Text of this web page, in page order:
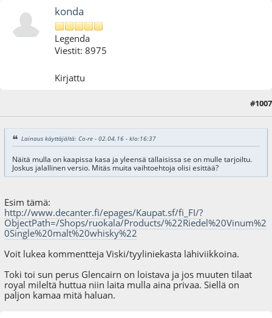
konda
Legenda
Viestit: 8975
Kirjattu
: 06.04.16 - klo:23:29 käyttäjältä konda#1007
Lainaus käyttäjältä: Co-re - 02.04.16 - klo:16:37
Näitä mulla on kaapissa kasa ja yleensä tällaisissa se on mulle tarjoiltu.
Joskus jalallinen versio. Mitäs muita vaihtoehtoja olisi esittää?
Esim tämä:
http://www.decanter.fi/epages/Kaupat.sf/fi_FI/?
ObjectPath=/Shops/ruokala/Products/%22Riedel%20Vinum%2
0Single%20malt%20whisky%22
Voit lukea kommentteja Viski/tyyliniekasta lähiviikkoina.
Toki toi sun perus Glencairn on loistava ja jos muuten tilaat
royal mileltä huttua niin laita mulla aina privaa. Siellä on
paljon kamaa mitä haluan.